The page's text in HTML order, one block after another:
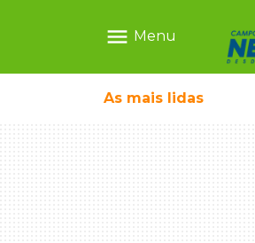
menu Menu
As mais lidas
e morre a caminho do hospital